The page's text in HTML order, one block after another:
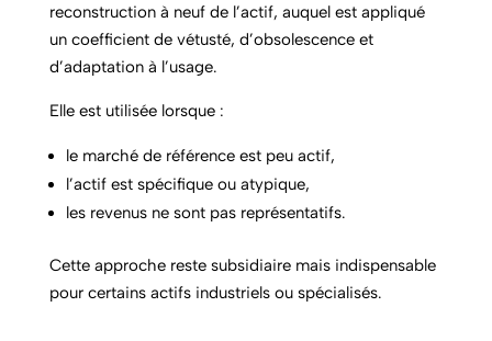
reconstruction à neuf de l’actif, auquel est appliqué
un coefficient de vétusté, d’obsolescence et
d’adaptation à l’usage.
Elle est utilisée lorsque :
le marché de référence est peu actif,
l’actif est spécifique ou atypique,
les revenus ne sont pas représentatifs.
Cette approche reste subsidiaire mais indispensable
pour certains actifs industriels ou spécialisés.